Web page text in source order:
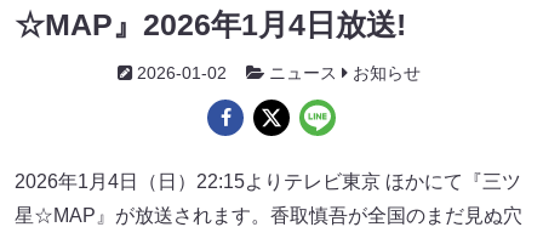
☆MAP』2026年1月4日放送!
2026-01-02 ニュース お知らせ
2026年1月4日（日）22:15よりテレビ東京 ほかにて『三ツ
星☆MAP』が放送されます。香取慎吾が全国のまだ見ぬ穴